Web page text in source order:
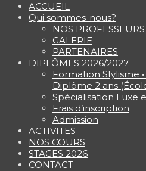
ACCUEIL
Qui sommes-nous?
NOS PROFESSEURS
GALERIE
PARTENAIRES
DIPLÔMES 2026/2027
Formation Stylisme
Diplôme 2 ans
Spécialisation Luxe
Frais d’inscription
Admission
ACTIVITES
NOS COURS
STAGES 2026
CONTACT